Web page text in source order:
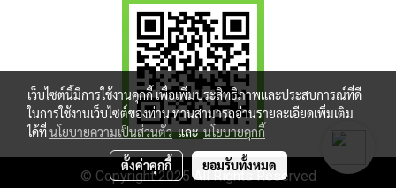
© Copyright 2025 All Rights Reserved
เว็บไซต์นี้มีการใช้งานคุกกี้ เพื่อเพิ่มประสิทธิภาพและประสบการณ์ที่ดี
ในการใช้งานเว็บไซต์ของท่าน ท่านสามารถอ่านรายละเอียดเพิ่มเติม
ได้ที่นโยบายความเป็นส่วนตัวและนโยบายคุกกี้
ตั้งค่าคุกกี้ ยอมรับทั้งหมด